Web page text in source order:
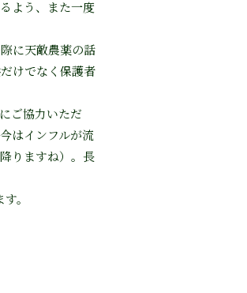
よう、また一度
に天敵農薬の話
けでなく保護者
ご協力いただ
はインフルが流
りますね）。長
。